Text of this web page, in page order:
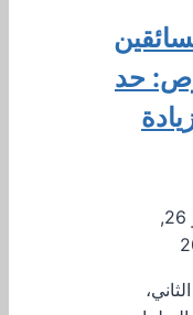
حد
نوفمبر 26,